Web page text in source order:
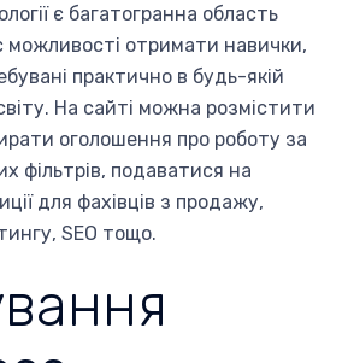
є багатогранна область
можливості отримати навички,
практично в будь-якій
На сайті можна розмістити
оголошення про роботу за
фільтрів, подаватися на
для фахівців з продажу,
SEO тощо.